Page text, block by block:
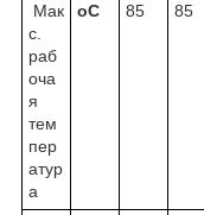
Мак
с.
раб
оча
я
тем
пер
атур
а
oC 85 85